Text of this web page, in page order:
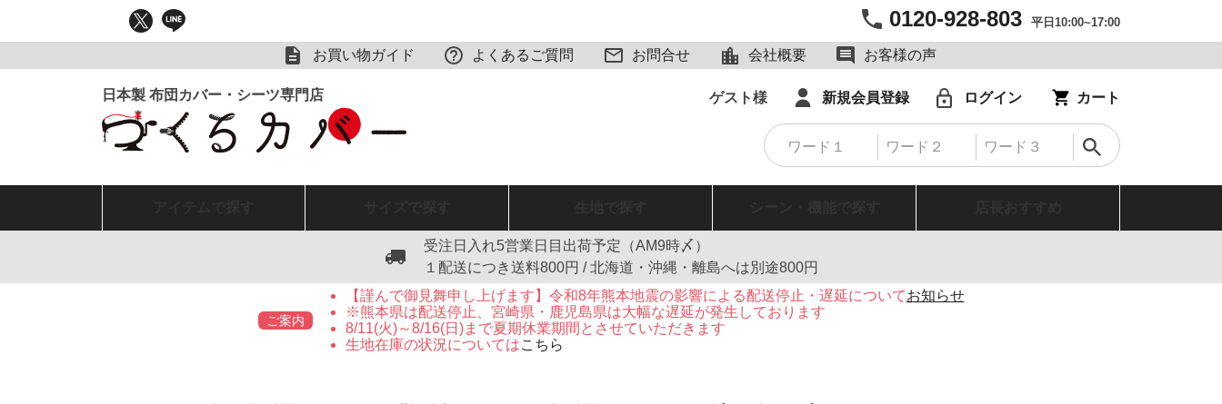
0120-928-803 平日10:00~17:00
お買い物ガイド よくあるご質問 お問合せ 会社概要 お客様の声
ゲスト様 新規会員登録 ログイン カート
受注日入れ5営業日目出荷予定（AM9時〆）
１配送につき送料800円 / 北海道・沖縄・離島へは別途800円
ご案内
【謹んで御見舞申し上げます】令和8年熊本地震の影響による配送停止・遅延についてお知らせ
※熊本県は配送停止、宮崎県・鹿児島県は大幅な遅延が発生しております
8/11(火)～8/16(日)まで夏期休業期間とさせていただきます
生地在庫の状況についてはこちら